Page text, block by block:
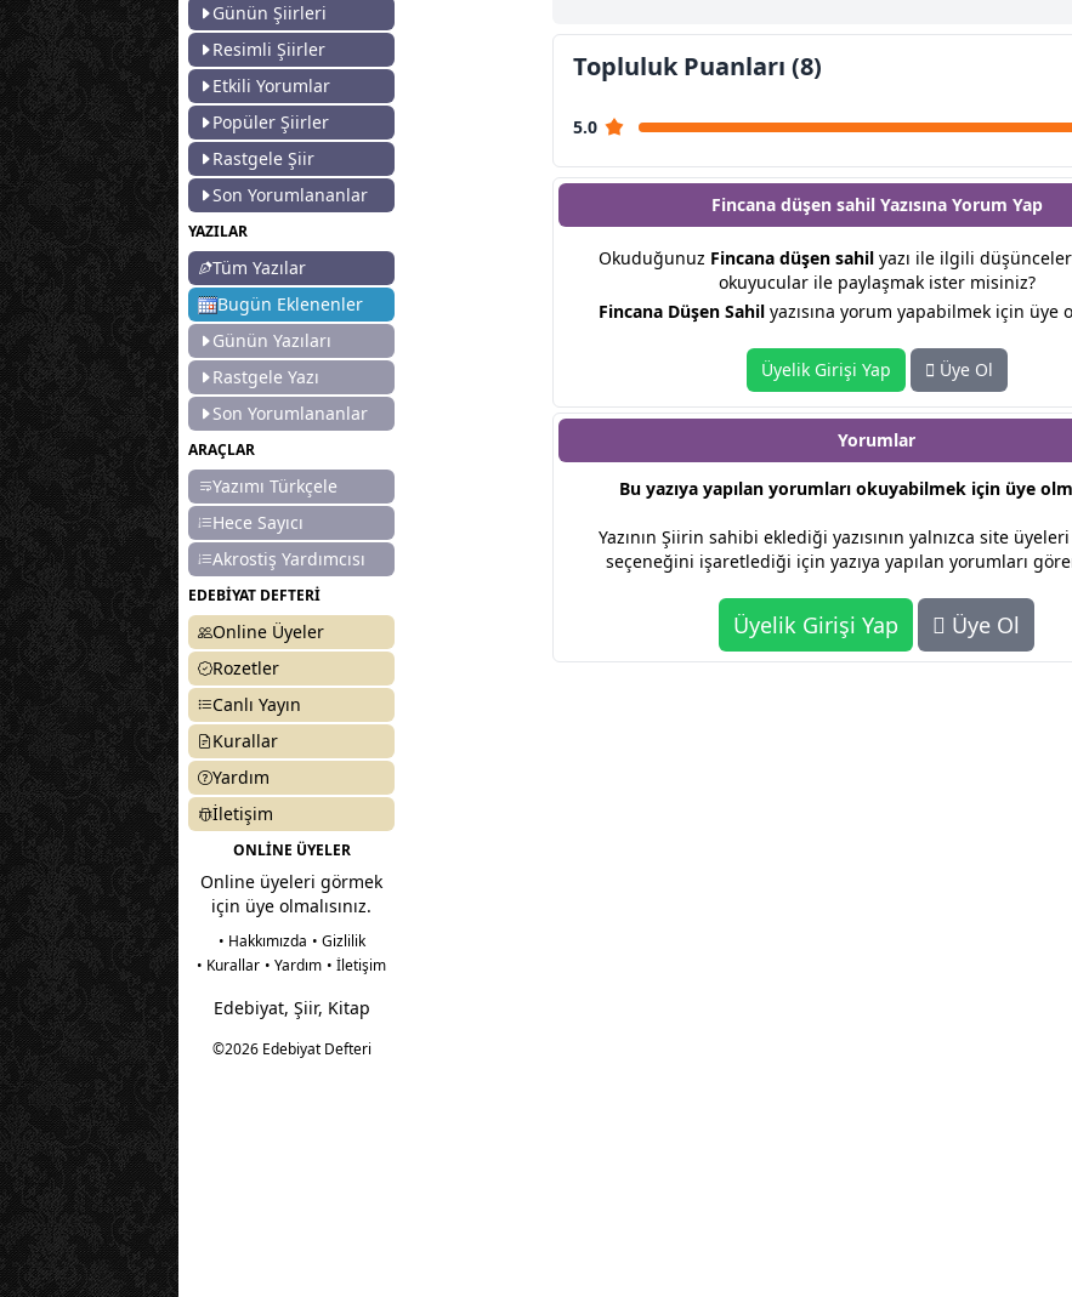
Günün Şiirleri
Resimli Şiirler
Etkili Yorumlar
Popüler Şiirler
Rastgele Şiir
Son Yorumlananlar
YAZILAR
Tüm Yazılar
Bugün Eklenenler
Günün Yazıları
Rastgele Yazı
Son Yorumlananlar
ARAÇLAR
Yazımı Türkçele
Hece Sayıcı
Akrostiş Yardımcısı
EDEBİYAT DEFTERİ
Online Üyeler
Rozetler
Canlı Yayın
Kurallar
Yardım
İletişim
ONLİNE ÜYELER
Online üyeleri görmek
için üye olmalısınız.
• Hakkımızda • Gizlilik
• Kurallar • Yardım • İletişim
Edebiyat, Şiir, Kitap
©2026 Edebiyat Defteri
Topluluk Puanları (8)
5.0
Fincana düşen sahil Yazısına Yorum Yap
Okuduğunuz Fincana düşen sahil yazı ile ilgili
okuyucular ile paylaşmak ister misiniz?
Fincana Düşen Sahilyazısına yorum yapabilmek için üye
Üyelik Girişi Yap Üye Ol
Yorumlar
Bu yazıya yapılan yorumları okuyabilmek için üye
Yazının Şiirin sahibi eklediği yazısının yalnızca site
seçeneğini işaretlediği için yazıya yapılan yorumları
Üyelik Girişi Yap Üye Ol